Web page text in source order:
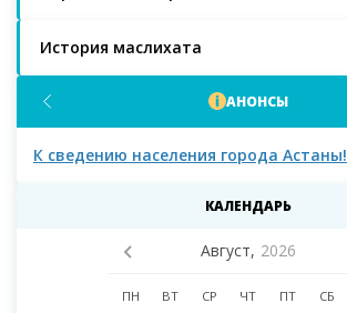
История маслихата
АНОНСЫ
К сведению населения города Астаны!
КАЛЕНДАРЬ
Август, 2026
ПН ВТ СР ЧТ ПТ СБ